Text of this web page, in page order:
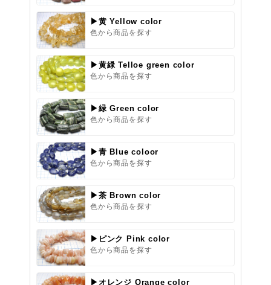
▶黄 Yellow color
色から商品を探す
▶黄緑 Telloe green color
色から商品を探す
▶緑 Green color
色から商品を探す
▶青 Blue coloor
色から商品を探す
▶茶 Brown color
色から商品を探す
▶ピンク Pink color
色から商品を探す
▶オレンジ Orange color